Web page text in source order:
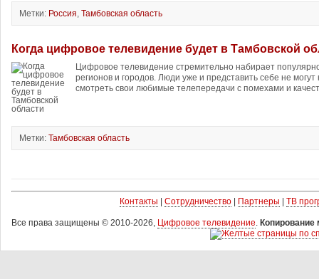
Метки: Россия, Тамбовская область
Когда цифровое телевидение будет в Тамбовской
Цифровое телевидение стремительно набирает
регионов и городов. Люди уже и представить себе не
смотреть свои любимые телепередачи с помехами и
Метки: Тамбовская область
Контакты Сотрудничество| Партнеры ТВ
Все права защищены © 2010-2026, Цифровое телевидение. Копирование